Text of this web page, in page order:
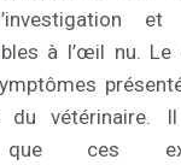
l’investigation
à l’œil nu. Le
du vétérinaire.
que ces